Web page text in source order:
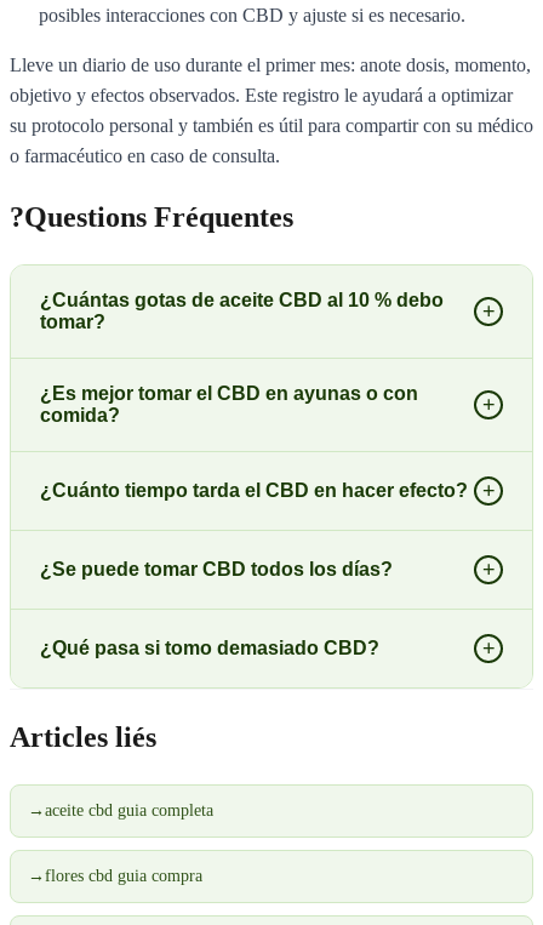
posibles interacciones con CBD y ajuste si es necesario.
Lleve un diario de uso durante el primer mes: anote dosis, momento,
objetivo y efectos observados. Este registro le ayudará a optimizar
su protocolo personal y también es útil para compartir con su médico
o farmacéutico en caso de consulta.
?Questions Fréquentes
¿Cuántas gotas de aceite CBD al 10 % debo
tomar?
+
¿Es mejor tomar el CBD en ayunas o con
comida?
+
¿Cuánto tiempo tarda el CBD en hacer efecto? +
¿Se puede tomar CBD todos los días? +
¿Qué pasa si tomo demasiado CBD? +
Articles liés
→ aceite cbd guia completa
→ flores cbd guia compra